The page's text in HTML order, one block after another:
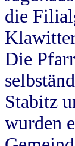
die
Die
Stabitz
wurden